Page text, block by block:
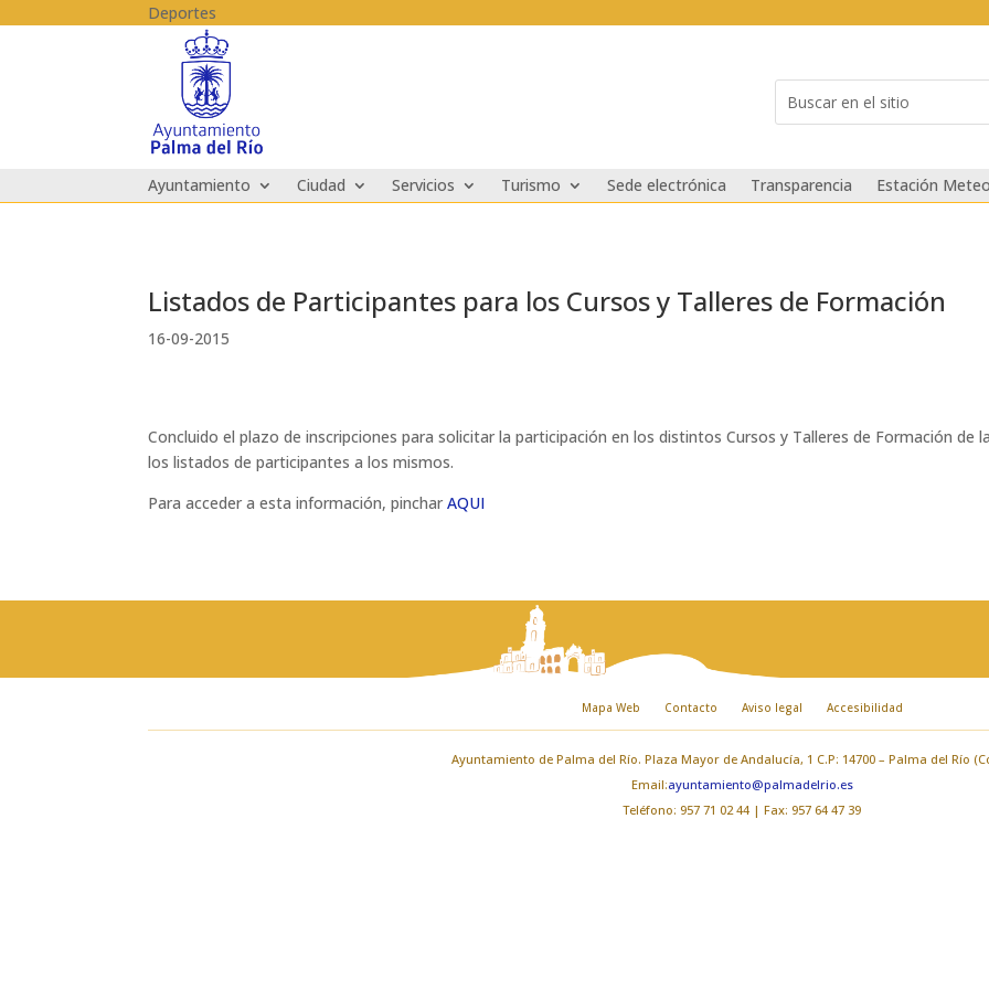
Deportes
for...
Ayuntamiento Ciudad Servicios Turismo Sede electrónica Transparencia Estación
Listados de Participantes para los Cursos y Talleres de Formación
16-09-2015
Concluido el plazo de inscripciones para solicitar la participación en los distintos Cursos y Talleres de Formación de
los listados de participantes a los mismos.
Para acceder a esta información, pinchar AQUI
Mapa Web Contacto Aviso legal Accesibilidad
Ayuntamiento de Palma del Río. Plaza Mayor de Andalucía, 1 C.P: 14700 – Palma del Río
Email:ayuntamiento@palmadelrio.es
Teléfono: 957 71 02 44 | Fax: 957 64 47 39